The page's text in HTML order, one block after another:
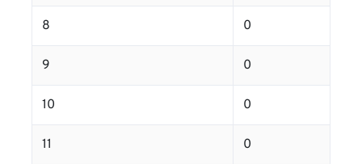
8 0
9 0
10 0
11 0